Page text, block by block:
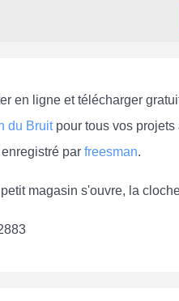
en ligne et télécharger
du Bruitpour tous vos projets
par freesman.
magasin s'ouvre, la